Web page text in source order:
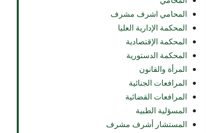
المحامي اشرف مشرف
المحكمة الإدارية العليا
المحكمة الإقتصادية
المحكمة الدستورية
المرأة والقانون
المرافعات الجنائية
المرافعات القضائية
المسؤلية الطبية
المستشار أشرف مشرف